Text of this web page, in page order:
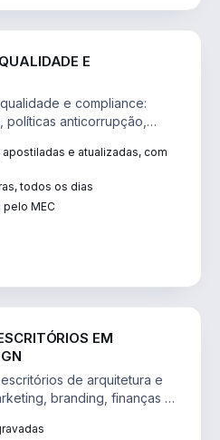
E
e compliance:
anticorrupção,
apostiladas e atualizadas, com
todos os dias
MEC
EM
de arquitetura e
branding, finanças e